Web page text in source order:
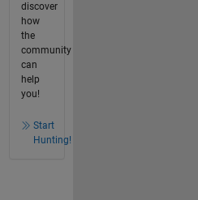
discover
how
the
community
can
help
you!
Start
Hunting!